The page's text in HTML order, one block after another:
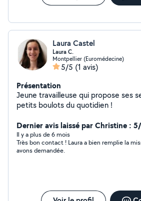
Laura Castel
Laura C.
Montpellier (Euromédecine)
5/5 (1 avis)
Présentation
Jeune travailleuse qui propose ses
petits boulots du quotidien !
Dernier avis laissé par Christine :
Il y a plus de 6 mois
Très bon contact ! Laura a bien remplie la
avons demandée.